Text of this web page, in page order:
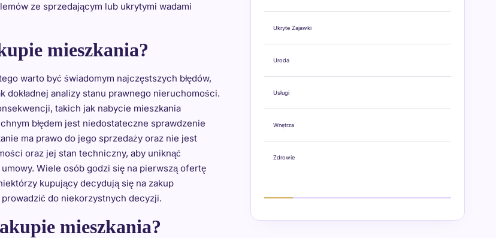
ze sprzedającym lub ukrytymi wadami
mieszkania?
warto być świadomym najczęstszych błędów,
analizy stanu prawnego nieruchomości.
takich jak nabycie mieszkania
błędem jest niedostateczne sprawdzenie
ma prawo do jego sprzedaży oraz nie jest
oraz jej stan techniczny, aby uniknąć
Wiele osób godzi się na pierwszą ofertę
kupujący decydują się na zakup
do niekorzystnych decyzji.
mieszkania?
Ukryte Zajawki
Uroda
Usługi
Wnętrza
Zdrowie